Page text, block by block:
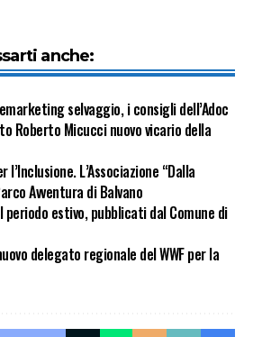
anche:
selvaggio, i consigli dell’Adoc
Roberto Micucci nuovo vicario della
l’Inclusione. L’Associazione “Dalla
Avventura di Balvano
estivo, pubblicati dal Comune di
delegato regionale del WWF per la